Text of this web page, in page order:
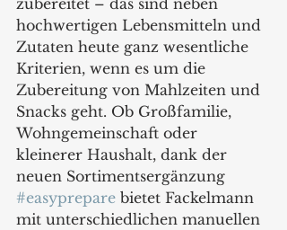
zubereitet – das sind neben
hochwertigen Lebensmitteln und
Zutaten heute ganz wesentliche
Kriterien, wenn es um die
Zubereitung von Mahlzeiten und
Snacks geht. Ob Großfamilie,
Wohngemeinschaft oder
kleinerer Haushalt, dank der
neuen Sortimentsergänzung
#easyprepare bietet Fackelmann
mit unterschiedlichen manuellen